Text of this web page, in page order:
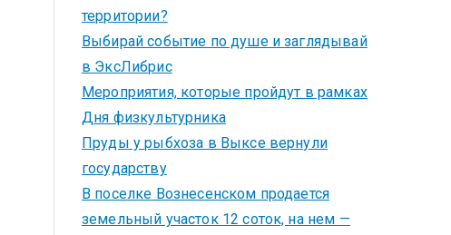
территории?
Выбирай событие по душе и заглядывай
в ЭксЛибрис
Мероприятия, которые пройдут в рамках
Дня физкультурника
Пруды у рыбхоза в Выксе вернули
государству
В поселке Вознесенском продается
земельный участок 12 соток, на нем —